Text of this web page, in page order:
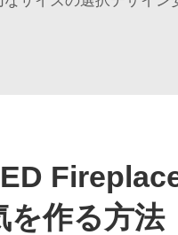
を作る方法